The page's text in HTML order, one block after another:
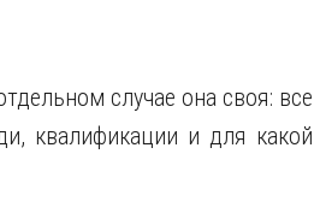
случае она своя: все
квалификации и для какой